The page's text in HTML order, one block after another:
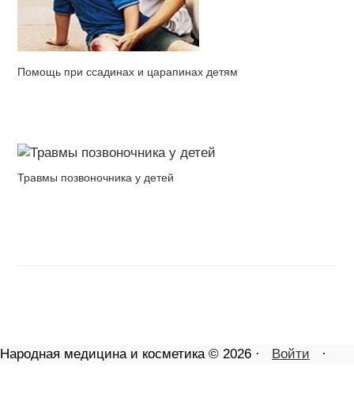
Помощь при ссадинах и царапинах детям
Травмы позвоночника у детей
Народная медицина и косметика © 2026 · Войти ·